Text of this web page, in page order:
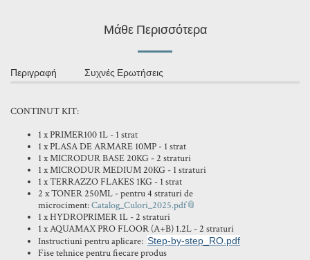
Μάθε Περισσότερα
Περιγραφή Συχνές Ερωτήσεις
CONTINUT KIT:
1 x PRIMER100 1L - 1 strat
1 x PLASA DE ARMARE 10MP - 1 strat
1 x MICRODUR BASE 20KG - 2 straturi
1 x MICRODUR MEDIUM 20KG - 1 straturi
1 x TERRAZZO FLAKES 1KG - 1 strat
2 x TONER 250ML - pentru 4 straturi de
microciment:Catalog_Culori_2025.pdf
1 x HYDROPRIMER 1L - 2 straturi
1 x AQUAMAX PRO FLOOR (A+B) 1.2L - 2 straturi
Instructiuni pentru aplicare: Step-by-step_RO.pdf
Fise tehnice pentru fiecare produs